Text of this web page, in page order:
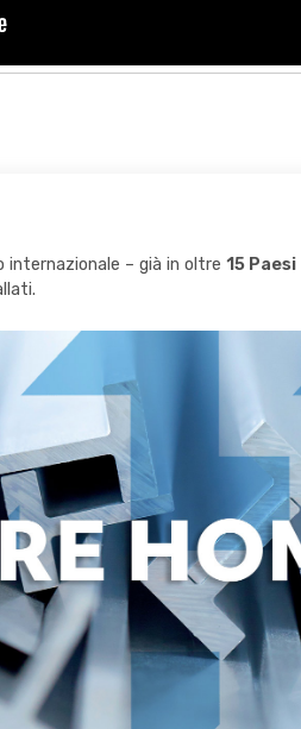
internazionale – già in oltre 15 Paesi